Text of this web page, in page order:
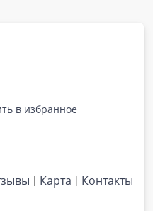
в избранное
Карта Контакты